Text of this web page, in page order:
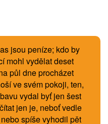
jsou peníze; kdo by
mohl vydělat deset
půl dne procházet
ve svém pokoji, ten,
vydal byť jen šest
jen je, neboť vedle
spíše vyhodil pět